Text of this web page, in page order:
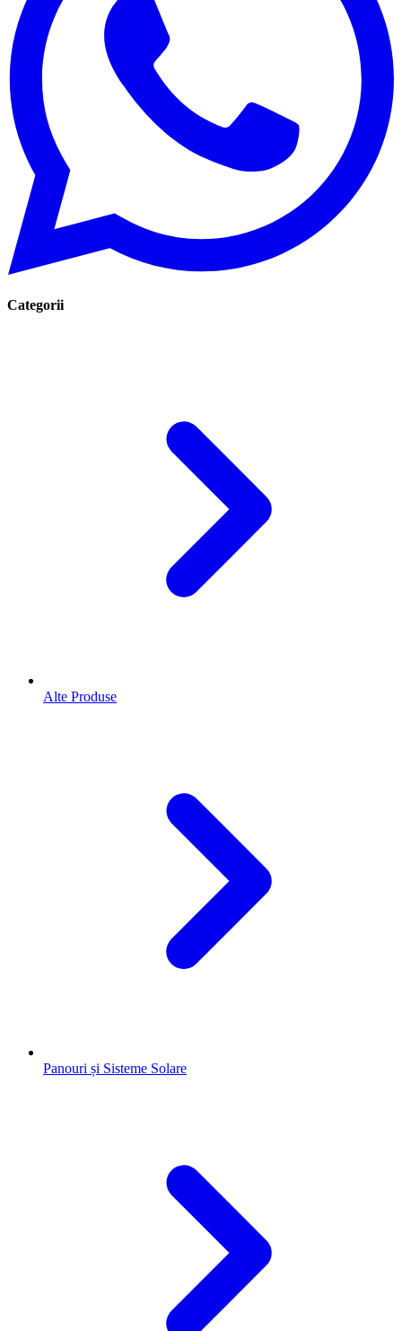
Categorii
Alte Produse
Panouri și Sisteme Solare